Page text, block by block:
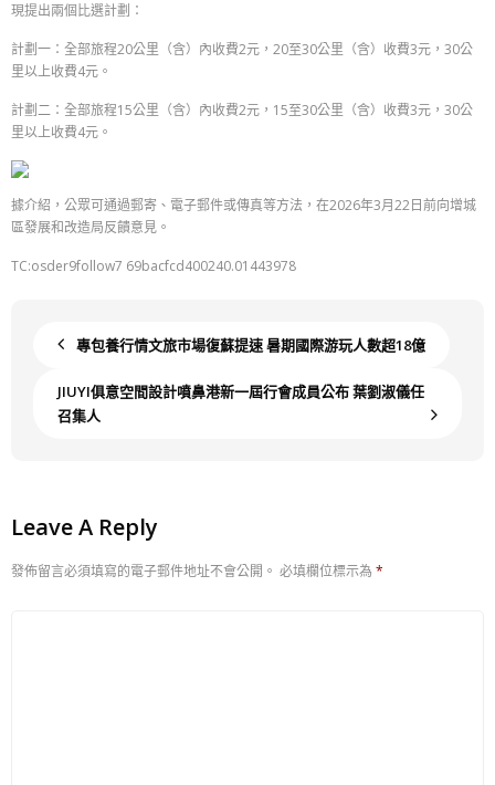
現提出兩個比選計劃：
計劃一：全部旅程20公里（含）內收費2元，20至30公里（含）收費3元，30公
里以上收費4元。
計劃二：全部旅程15公里（含）內收費2元，15至30公里（含）收費3元，30公
里以上收費4元。
據介紹，公眾可通過郵寄、電子郵件或傳真等方法，在2026年3月22日前向增城
區發展和改造局反饋意見。
TC:osder9follow7 69bacfcd400240.01443978
專包養行情文旅市場復蘇提速 暑期國際游玩人數超18億
JIUYI俱意空間設計噴鼻港新一屆行會成員公布 葉劉淑儀任
召集人
Leave A Reply
發佈留言必須填寫的電子郵件地址不會公開。 必填欄位標示為 *